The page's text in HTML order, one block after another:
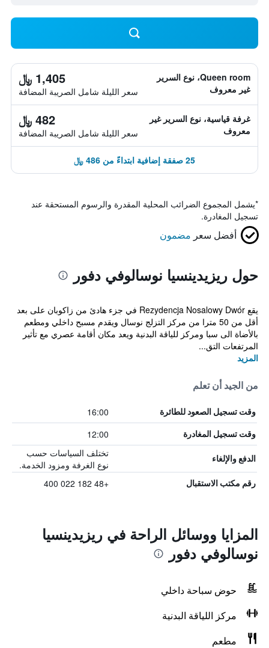
Queen room، نوع السرير
غير معروف
1,405 ﷼
سعر الليلة شامل الصريبة المضافة
غرفة قياسية، نوع السرير غير
معروف
482 ﷼
سعر الليلة شامل الصريبة المضافة
25 صفقة إضافية ابتداءً من 486 ﷼
*يشمل المجموع الضرائب المحلية المقدرة والرسوم المستحقة عند
تسجيل المغادرة.
أفضل سعر مضمون
حول ريزيدينسيا نوسالوفي دفور
يقع Rezydencja Nosalowy Dwór في جزء هادئ من زاكوبان على بعد
أقل من 50 مترا من مركز التزلج نوسال ويقدم مسبح داخلي ومطعم
بالأضاة الى سبا ومركز للياقة البدنية ويعد مكان أقامة عصري مع تأثير
المرتفعات التق...
المزيد
من الجيد أن تعلم
وقت تسجيل الصعود للطائرة 16:00
وقت تسجيل المغادرة 12:00
الدفع والإلغاء
تختلف السياسات حسب
نوع الغرفة ومزود الخدمة.
رقم مكتب الاستقبال +48 182 022 400
المزايا ووسائل الراحة في ريزيدينسيا
نوسالوفي دفور
حوض سباحة داخلي
مركز اللياقة البدنية
مطعم